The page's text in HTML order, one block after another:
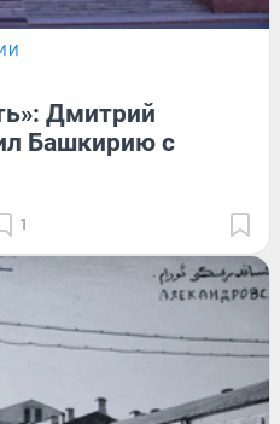
Дмитрий
Башкирию с
1